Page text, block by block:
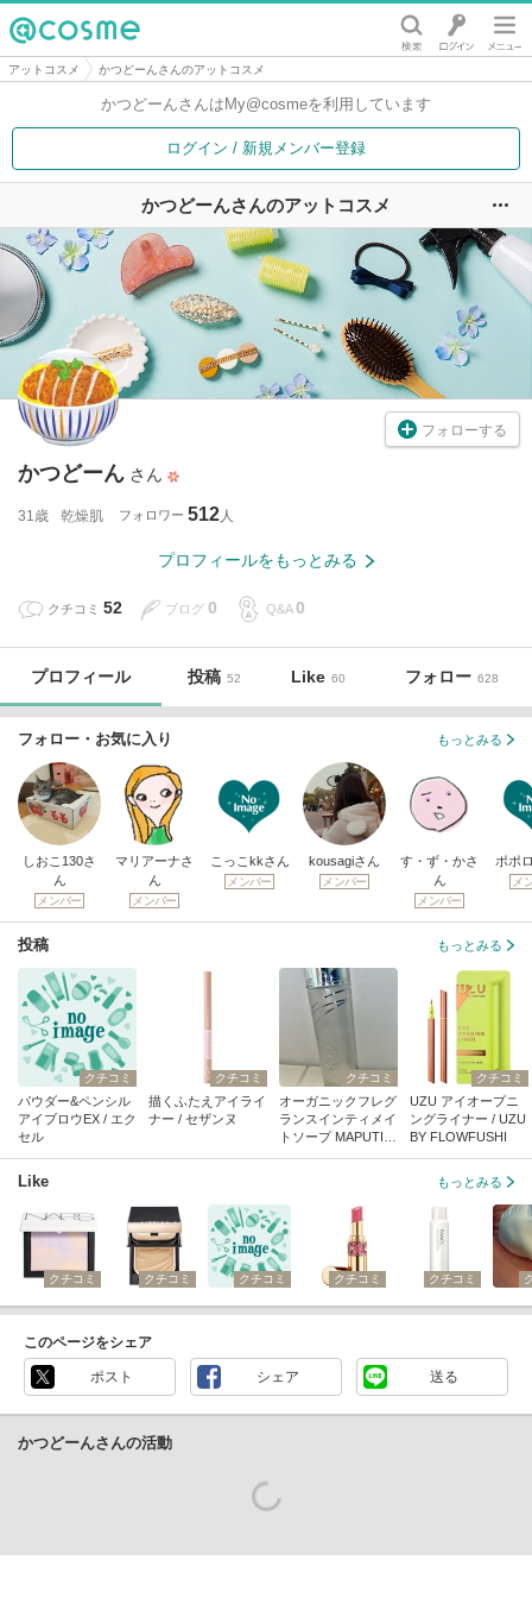
@cosme
アットコスメ かつどーんさんのアットコスメ
かつどーんさんは My@cosmeを利用しています
ログイン / 新規メンバー登録
かつどーんさんのアットコスメ
フォローする
かつどーん さん
31歳 乾燥肌 フォロワー 512
プロフィールをもっとみる
クチコミ 52 ブログ 0 Q&A 0
プロフィール 投稿 52 Like 60 フォロー 628
フォロー・お気に入り もっとみる
しおこ130さ
ん
メンバー
マリアーナさ
ん
メンバー
こっこkkさん
メンバー
kousagiさん
メンバー
す・ず・かさ
ん
メンバー
ポポ
メ
投稿 もっとみる
クチコミ
パウダー&ペンシル
アイブロウEX / エク
セル
クチコミ
描くふたえアイライ
ナー / セザンヌ
クチコミ
オーガニックフレグ
ランスインティメイ
トソープ MAPUTI
クチコミ
UZU アイオープニ
ングライナー / UZU
BY FLOWFUSHI
Like もっとみる
クチコミ クチコミ クチコミ クチコミ クチコミ
このページをシェア
ポスト シェア 送る
かつどーんさんの活動